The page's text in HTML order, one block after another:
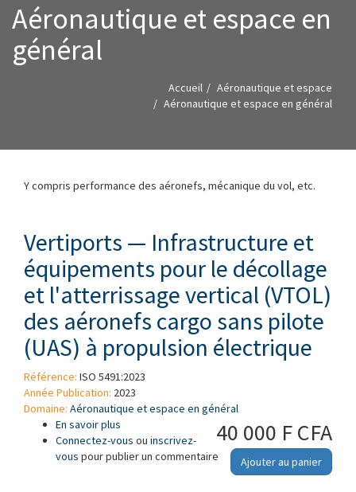
Aéronautique et espace en
général
Accueil
Aéronautique et espace
Aéronautique et espace en général
Y compris performance des aéronefs, mécanique du vol, etc.
Vertiports — Infrastructure et
équipements pour le décollage
et l'atterrissage vertical (VTOL)
des aéronefs cargo sans pilote
(UAS) à propulsion électrique
Référence: ISO 5491:2023
Année Publication: 2023
Domaine: Aéronautique et espace en général
40 000 F CFA
Ajouter au panier
En savoir plus à propos de Vertiports — Infrastructure et
équipements pour le décollage et
l'atterrissage vertical (VTOL) des aéronefs
cargo sans pilote (UAS) à propulsion électrique
Connectez-vous ou inscrivez-
vous pour publier un commentaire